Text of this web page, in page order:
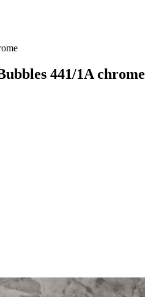
441/1A chrome